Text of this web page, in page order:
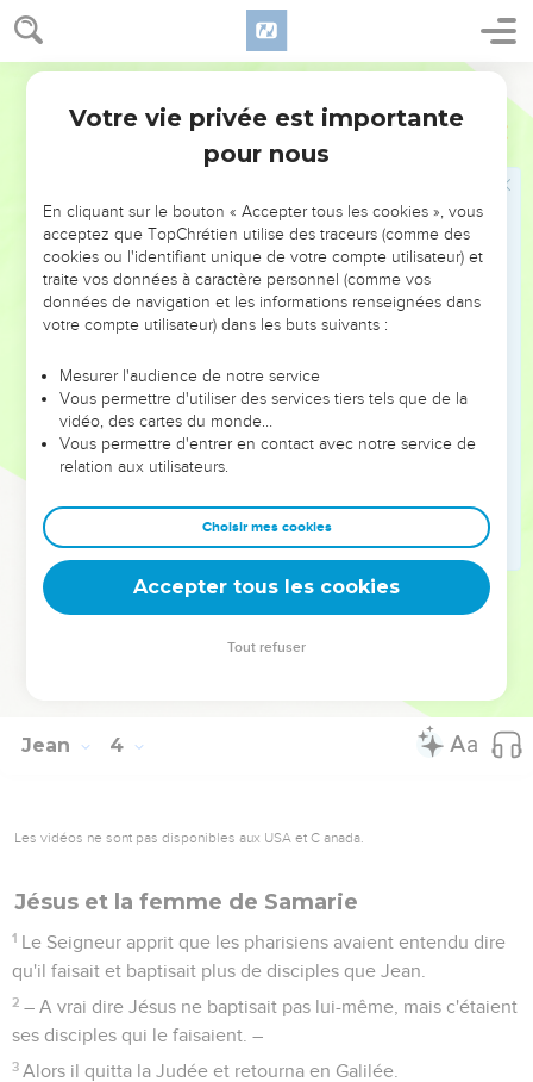
Jean 3
28 Vous-mêmes m'êtes témoins que j'ai dit : ‘Moi, je ne suis
pas le Messie, mais j'ai été envoyé devant lui.’
29
qui se tient là et qui l'entend, éprouve une grande joie à
cause de la voix du marié. Ainsi donc, cette joie qui est la
Il faut qu'il grandisse et que moi, je diminue.
Celui qui vient du ciel
Celui qui vient d'en haut est au-dessus de tous ; celui qui
Celui qui vient du ciel est au-dessus de tous,
il rend témoignage de ce qu'il a vu et entendu, et
personne n’accepte son témoignage.
Celui qui a accepté son témoignage a certifié que Dieu est
En effet, celui que Dieu a envoyé dit les paroles de Dieu,
parce que Dieu lui donne l'Esprit sans mesure.
Le Père aime le Fils et a tout remis entre ses mains.
Celui qui croit au Fils a la vie éternelle ; celui qui ne croit
Jean 4
Les vidéos ne sont pas disponibles aux USA et C anada.
Jésus et la femme de Samarie
1 Le Seigneur apprit que les pharisiens avaient entendu dire
qu'il faisait et baptisait plus de disciples que Jean.
2 – A vrai dire Jésus ne baptisait pas lui-même, mais c'étaient
ses disciples qui le faisaient. –
3 Alors il quitta la Judée et retourna en Galilée.
Votre vie privée est importante
pour nous
En cliquant sur le bouton « Accepter tous les cookies », vous
acceptez que TopChrétien utilise des traceurs (comme des
cookies ou l'identifiant unique de votre compte utilisateur) et
traite vos données à caractère personnel (comme vos
données de navigation et les informations renseignées dans
votre compte utilisateur) dans les buts suivants :
Mesurer l'audience de notre service
Vous permettre d'utiliser des services tiers tels que de la
vidéo, des cartes du monde…
Vous permettre d'entrer en contact avec notre service de
relation aux utilisateurs.
Choisir mes cookies
Accepter tous les cookies
Tout refuser